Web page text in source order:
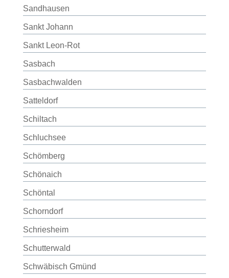
Sandhausen
Sankt Johann
Sankt Leon-Rot
Sasbach
Sasbachwalden
Satteldorf
Schiltach
Schluchsee
Schömberg
Schönaich
Schöntal
Schorndorf
Schriesheim
Schutterwald
Schwäbisch Gmünd